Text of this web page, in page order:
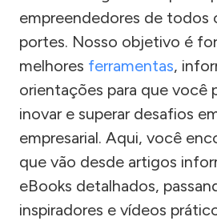
empreendedores de todos
portes. Nosso objetivo é
melhores ferramentas,
orientações para que você
inovar e superar desafios
empresarial. Aqui, você
que vão desde artigos
eBooks detalhados,
inspiradores e vídeos